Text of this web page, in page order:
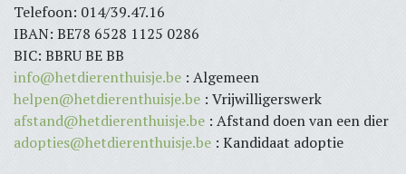
Telefoon: 014/39.47.16
IBAN: BE78 6528 1125 0286
BIC: BBRU BE BB
info@hetdierenthuisje.be : Algemeen
helpen@hetdierenthuisje.be : Vrijwilligerswerk
afstand@hetdierenthuisje.be : Afstand doen van een dier
adopties@hetdierenthuisje.be : Kandidaat adoptie